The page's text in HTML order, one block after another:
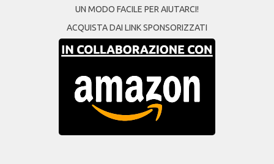
UN MODO FACILE PER AIUTARCI!
ACQUISTA DAI LINK SPONSORIZZATI